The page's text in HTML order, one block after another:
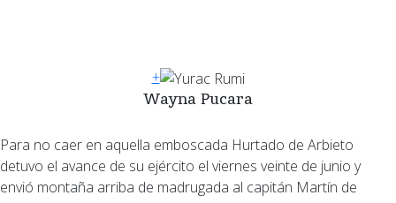
+
Wayna Pucara
Para no caer en aquella emboscada Hurtado de Arbieto
detuvo el avance de su ejército el viernes veinte de junio y
envió montaña arriba de madrugada al capitán Martín de